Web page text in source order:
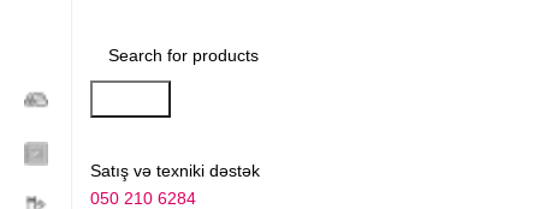
Satış və texniki dəstək
050 210 6284